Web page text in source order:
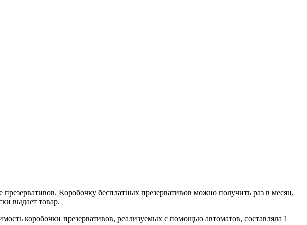
Коробочку бесплатных презервативов можно получить раз в месяц,
выдает товар.
коробочки презервативов, реализуемых с помощью автоматов, составляла 1